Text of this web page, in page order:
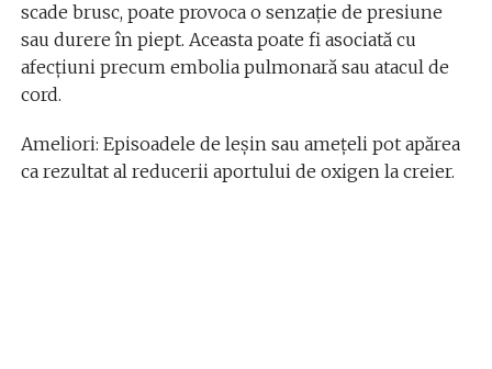
scade brusc, poate provoca o senzație de presiune
sau durere în piept. Aceasta poate fi asociată cu
afecțiuni precum embolia pulmonară sau atacul de
cord.
Ameliori: Episoadele de leșin sau amețeli pot apărea
ca rezultat al reducerii aportului de oxigen la creier.